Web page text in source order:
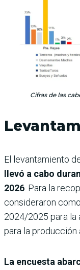
Cifras de las
El levantamiento
llevó a cabo
2026. Para la
consideraron
2024/2025 para la
para la producción
La encuesta